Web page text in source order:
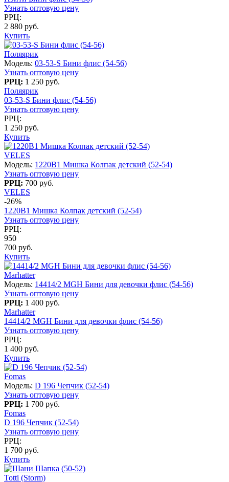
Узнать оптовую цену
РРЦ:
2 880 руб.
Купить
Поляярик
Модель: 03-53-S Бини флис (54-56)
Узнать оптовую цену
РРЦ: 1 250 руб.
Поляярик
03-53-S Бини флис (54-56)
Узнать оптовую цену
РРЦ:
1 250 руб.
Купить
VELES
Модель: 1220B1 Мишка Колпак детский (52-54)
Узнать оптовую цену
РРЦ: 700 руб.
VELES
-26%
1220B1 Мишка Колпак детский (52-54)
Узнать оптовую цену
РРЦ:
950
700 руб.
Купить
Marhatter
Модель: 14414/2 MGH Бини для девочки флис (54-56)
Узнать оптовую цену
РРЦ: 1 400 руб.
Marhatter
14414/2 MGH Бини для девочки флис (54-56)
Узнать оптовую цену
РРЦ:
1 400 руб.
Купить
Fomas
Модель: D 196 Чепчик (52-54)
Узнать оптовую цену
РРЦ: 1 700 руб.
Fomas
D 196 Чепчик (52-54)
Узнать оптовую цену
РРЦ:
1 700 руб.
Купить
Totti (Storm)